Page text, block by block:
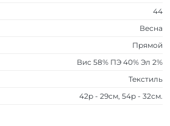
44
Весна
Прямой
Вис 58% ПЭ 40% Эл 2%
Текстиль
42р - 29см, 54р - 32см.